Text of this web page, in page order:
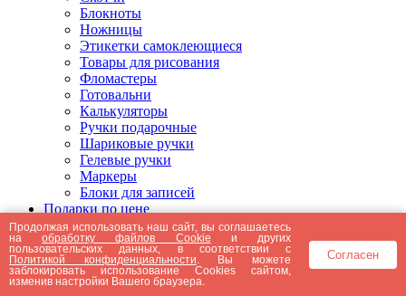
Блокноты
Ножницы
Этикетки самоклеющиеся
Товары для рисования
Фломастеры
Готовальни
Калькуляторы
Ручки подарочные
Шариковые ручки
Гелевые ручки
Маркеры
Блоки для записей
Подарки по цене
Подарки от 5000 рублей
Подарки до 5000 рублей
Подарки до 3000 рублей
Подарки до 2000 рублей
Подарки до 1000 рублей
Продолжая использовать наш сайт, вы соглашаетесь
наобработку файлов Cookie и других
пользовательских данных, в соответствии с
Политикой конфиденциальности . Вы можете
заблокировать использование Cookies сайтом,
изменив настройки Вашего браузера.
Согласен